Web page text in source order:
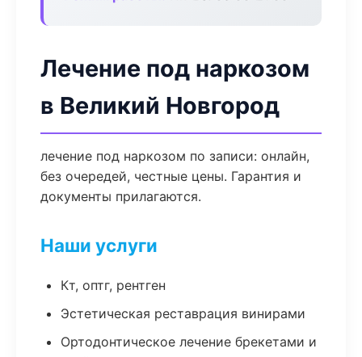
Лечение под наркозом
в Великий Новгород
лечение под наркозом по записи: онлайн,
без очередей, честные цены. Гарантия и
документы прилагаются.
Наши услуги
Кт, оптг, рентген
Эстетическая реставрация винирами
Ортодонтическое лечение брекетами и